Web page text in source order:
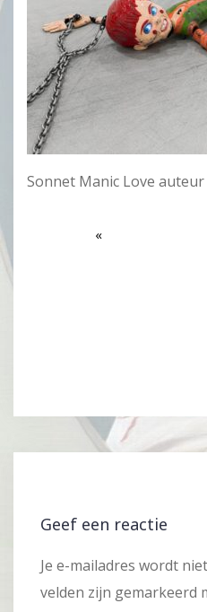
Sonnet Manic Love
Geef een reactie
Je e-mailadres wordt
velden zijn gemarkeerd